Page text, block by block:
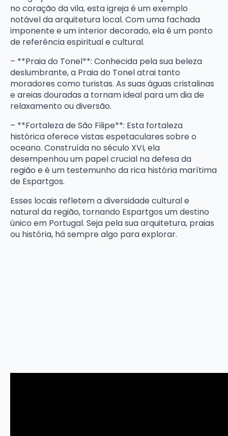
no coração da vila, esta igreja é um exemplo
notável da arquitetura local. Com uma fachada
imponente e um interior decorado, ela é um ponto
de referência espiritual e cultural.
– **Praia do Tonel**: Conhecida pela sua beleza
deslumbrante, a Praia do Tonel atrai tanto
moradores como turistas. As suas águas cristalinas
e areias douradas a tornam ideal para um dia de
relaxamento ou diversão.
– **Fortaleza de São Filipe**: Esta fortaleza
histórica oferece vistas espetaculares sobre o
oceano. Construída no século XVI, ela
desempenhou um papel crucial na defesa da
região e é um testemunho da rica história marítima
de Espartgos.
Esses locais refletem a diversidade cultural e
natural da região, tornando Espartgos um destino
único em Portugal. Seja pela sua arquitetura, praias
ou história, há sempre algo para explorar.